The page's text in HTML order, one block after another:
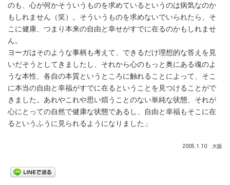
のも、心が何かそういうものを求めているというのは病気なのか
もしれません（笑）。そういうものを求めないでいられたら、そ
こに健康、つまり本来の自由と幸せがすでに在るのかもしれませ
ん。
ヨーガはそのような事柄も考えて、できるだけ理想的な答えを見
いだそうとしてきましたし、それから心のもっと奥にある魂のよ
うな本性、各自の本質というところに触れることによって、そこ
に本当の自由と幸福がすでに在るということを見つけることがで
きました。あれやこれや思い煩うことのない単純な状態、それが
心にとっての自然で健康な状態であるし、自由と幸福もそこに在
るというふうに見られるようになりました」
2005.1.10 大阪